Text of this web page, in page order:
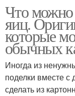
Что можно
яиц.
которые
обычных
Иногда из
поделки вместе с
сделать из